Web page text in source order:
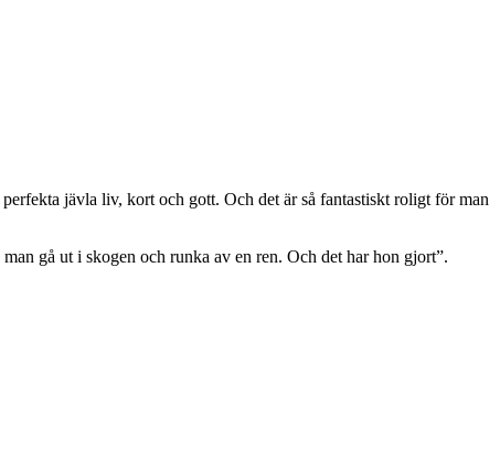
jävla liv, kort och gott. Och det är så fantastiskt roligt för man
gå ut i skogen och runka av en ren. Och det har hon gjort”.